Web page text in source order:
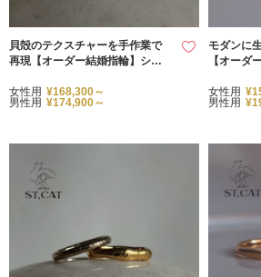
貝殻のテクスチャーを手作業で
再現【オーダー結婚指輪】シェ
女性用 ¥168,300～
男性用 ¥174,900～
モダンに
【オーダ
女性用
男性用